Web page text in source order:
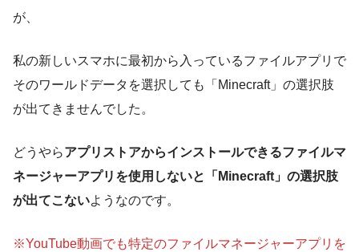
が、
私の新しいスマホに最初から入っているファイルアプリで
そのワールドデータを選択しても「Minecraft」の選択肢
が出てきませんでした。
どうやらアプリストアからインストールできるファイルマ
ネージャーアプリを使用しないと「Minecraft」の選択肢
が出てこないようなのです。
※YouTube動画でも特定のファイルマネージャーアプリを